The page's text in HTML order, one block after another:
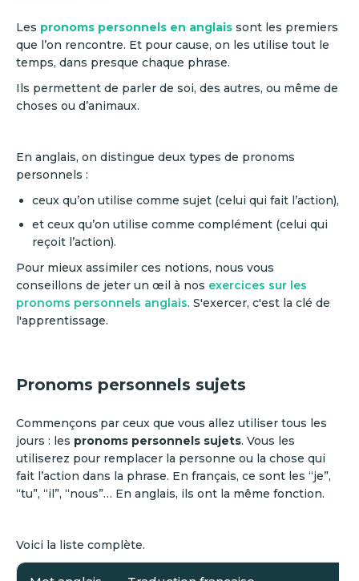
Les pronoms personnels en anglais sont les premiers
que l’on rencontre. Et pour cause, on les utilise tout le
temps, dans presque chaque phrase.
Ils permettent de parler de soi, des autres, ou même de
choses ou d’animaux.
En anglais, on distingue deux types de pronoms
personnels :
ceux qu’on utilise comme sujet (celui qui fait l’action),
et ceux qu’on utilise comme complément (celui qui
reçoit l’action).
Pour mieux assimiler ces notions, nous vous
conseillons de jeter un œil à nos exercices sur les
pronoms personnels anglais. S'exercer, c'est la clé de
l'apprentissage.
Pronoms personnels sujets
Commençons par ceux que vous allez utiliser tous les
jours : les pronoms personnels sujets. Vous les
utiliserez pour remplacer la personne ou la chose qui
fait l’action dans la phrase. En français, ce sont les “je”,
“tu”, “il”, “nous”… En anglais, ils ont la même fonction.
Voici la liste complète.